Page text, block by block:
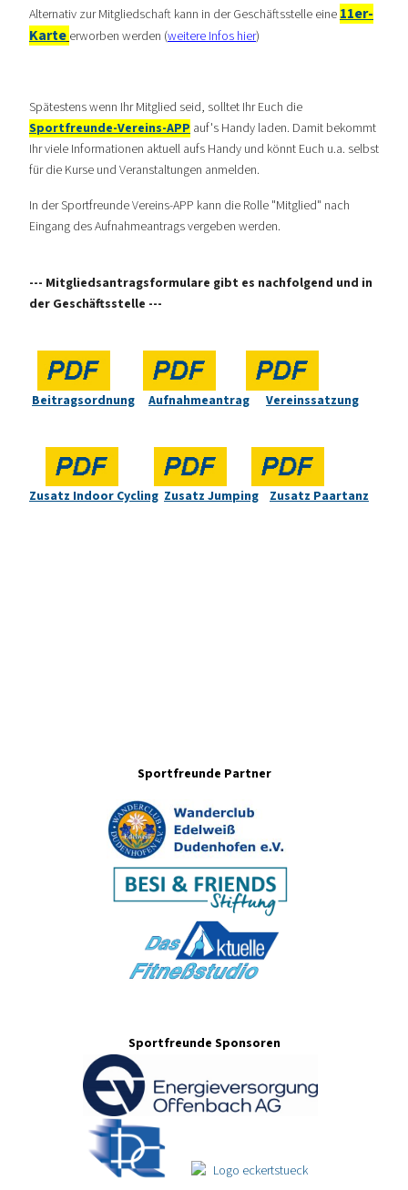
Alternativ zur Mitgliedschaft kann in der Geschäftsstelle eine 11er-
Karte erworben werden (weitere Infos hier)
Spätestens wenn Ihr Mitglied seid, solltet Ihr Euch die
Sportfreunde-Vereins-APP auf's Handy laden. Damit bekommt
Ihr viele Informationen aktuell aufs Handy und könnt Euch u.a. selbst
für die Kurse und Veranstaltungen anmelden.
In der Sportfreunde Vereins-APP kann die Rolle "Mitglied" nach
Eingang des Aufnahmeantrags vergeben werden.
--- Mitgliedsantragsformulare gibt es nachfolgend und in
der Geschäftsstelle ---
Beitragsordnung Aufnahmeantrag Vereinssatzung
Zusatz Indoor Cycling Zusatz Jumping Zusatz Paartanz
Sportfreunde Partner
Sportfreunde Sponsoren